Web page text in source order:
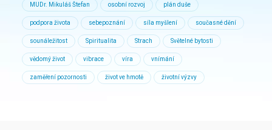
MUDr. Mikuláš Štefan osobní rozvoj plán duše
podpora života sebepoznání síla myšlení současné dění
sounáležitost Spiritualita Strach Světelné bytosti
vědomý život vibrace víra vnímání
zaměření pozornosti život ve hmotě životní výzvy